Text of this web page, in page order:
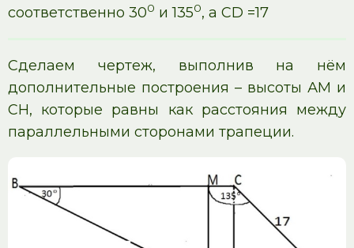
соответственно 300 и 1350, а СD =17
Сделаем чертеж, выполнив на нём
дополнительные построения – высоты АМ и
СН, которые равны как расстояния между
параллельными сторонами трапеции.